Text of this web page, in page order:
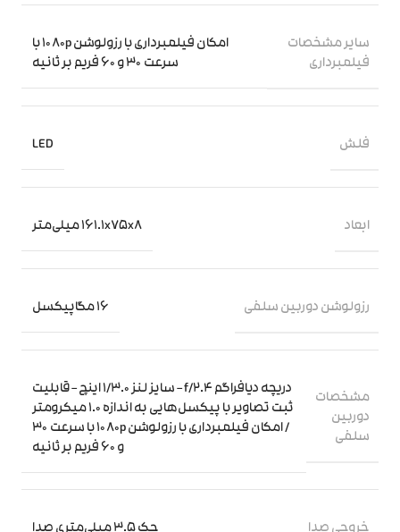
سایر مشخصات
فیلمبرداری
امکان فیلمبرداری با رزولوشن ۱۰۸۰p با
سرعت ۳۰ و ۶۰ فریم بر ثانیه
فلش LED
ابعاد 161.1x75x8 میلی‌متر
رزولوشن دوربین سلفی 16 مگاپیکسل
مشخصات
دوربین
سلفی
دریچه دیافراگم f/2.4 – سایز لنز 1/3.0 اینچ – قابلیت
ثبت تصاویر با پیکسل‌هایی به اندازه 1.0 میکرومتر
/ امکان فیلمبرداری با رزولوشن ۱۰۸۰p با سرعت ۳۰
و ۶۰ فریم بر ثانیه